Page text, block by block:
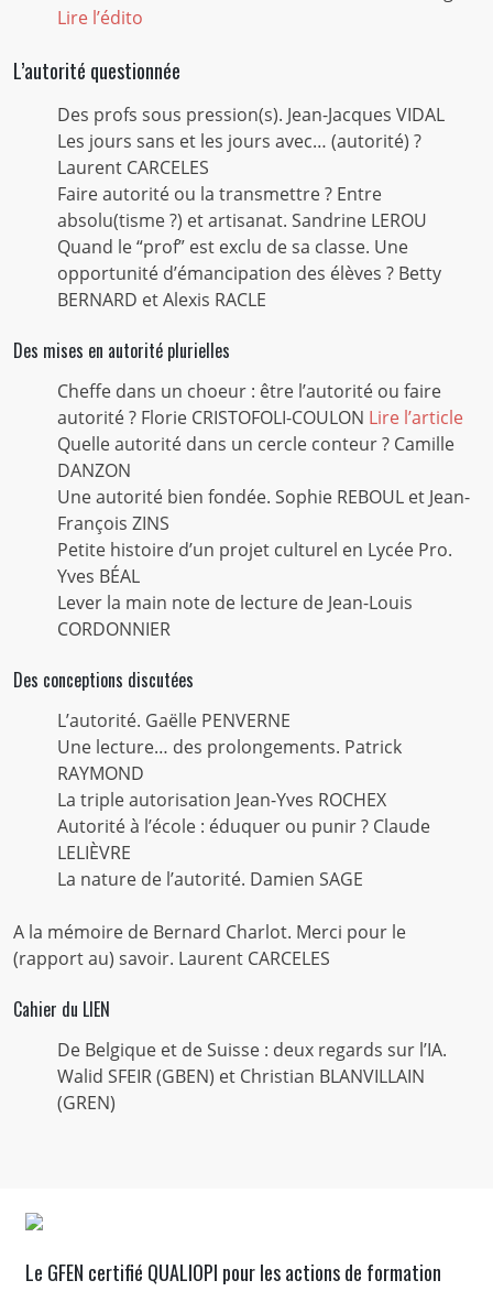
Lire l’édito
L’autorité questionnée
Des profs sous pression(s). Jean-Jacques VIDAL
Les jours sans et les jours avec… (autorité) ?
Laurent CARCELES
Faire autorité ou la transmettre ? Entre
absolu(tisme ?) et artisanat. Sandrine LEROU
Quand le “prof” est exclu de sa classe. Une
opportunité d’émancipation des élèves ? Betty
BERNARD et Alexis RACLE
Des mises en autorité plurielles
Cheffe dans un choeur : être l’autorité ou faire
autorité ? Florie CRISTOFOLI-COULON Lire l’article
Quelle autorité dans un cercle conteur ? Camille
DANZON
Une autorité bien fondée. Sophie REBOUL et Jean-
François ZINS
Petite histoire d’un projet culturel en Lycée Pro.
Yves BÉAL
Lever la main note de lecture de Jean-Louis
CORDONNIER
Des conceptions discutées
L’autorité. Gaëlle PENVERNE
Une lecture… des prolongements. Patrick
RAYMOND
La triple autorisation Jean-Yves ROCHEX
Autorité à l’école : éduquer ou punir ? Claude
LELIÈVRE
La nature de l’autorité. Damien SAGE
A la mémoire de Bernard Charlot. Merci pour le
(rapport au) savoir. Laurent CARCELES
Cahier du LIEN
De Belgique et de Suisse : deux regards sur l’IA.
Walid SFEIR (GBEN) et Christian BLANVILLAIN
(GREN)
Le GFEN certifié QUALIOPI pour les actions de formation